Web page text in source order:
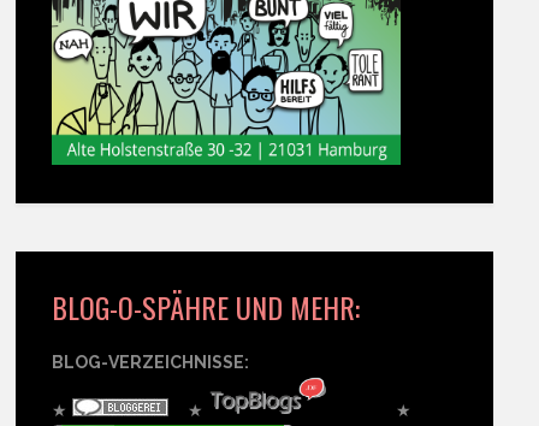
BLOG-O-SPÄHRE UND MEHR:
BLOG-VERZEICHNISSE:
★ ★ ★